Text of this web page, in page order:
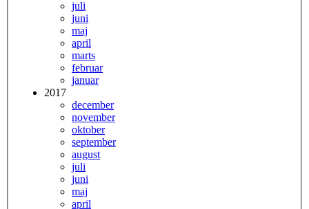
juli
juni
maj
april
marts
februar
januar
2017
december
november
oktober
september
august
juli
juni
maj
april